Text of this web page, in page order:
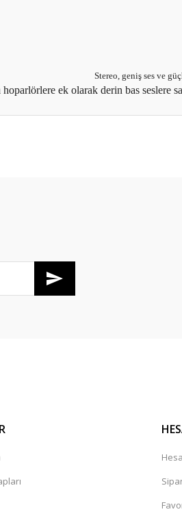
Stereo, geniş ses ve
ek olarak derin bas